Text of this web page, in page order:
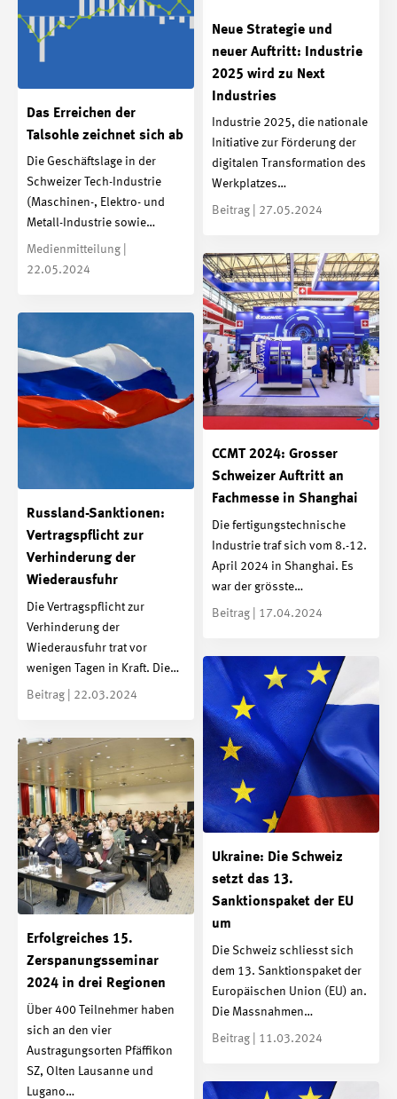
Neue Strategie und
neuer Auftritt: Industrie
2025 wird zu Next
Industries
Industrie 2025, die nationale
Initiative zur Förderung der
digitalen Transformation des
Werkplatzes…
Beitrag | 27.05.2024
Das Erreichen der
Talsohle zeichnet sich ab
Die Geschäftslage in der
Schweizer Tech-Industrie
(Maschinen-, Elektro- und
Metall-Industrie sowie…
Medienmitteilung |
22.05.2024
CCMT 2024: Grosser
Schweizer Auftritt an
Fachmesse in Shanghai
Die fertigungstechnische
Industrie traf sich vom 8.-12.
April 2024 in Shanghai. Es
war der grösste…
Beitrag | 17.04.2024
Russland-Sanktionen:
Vertragspflicht zur
Verhinderung der
Wiederausfuhr
Die Vertragspflicht zur
Verhinderung der
Wiederausfuhr trat vor
wenigen Tagen in Kraft. Die…
Beitrag | 22.03.2024
Ukraine: Die Schweiz
setzt das 13.
Sanktionspaket der EU
um
Die Schweiz schliesst sich
dem 13. Sanktionspaket der
Europäischen Union (EU) an.
Die Massnahmen…
Beitrag | 11.03.2024
Erfolgreiches 15.
Zerspanungsseminar
2024 in drei Regionen
Über 400 Teilnehmer haben
sich an den vier
Austragungsorten Pfäffikon
SZ, Olten Lausanne und
Lugano…